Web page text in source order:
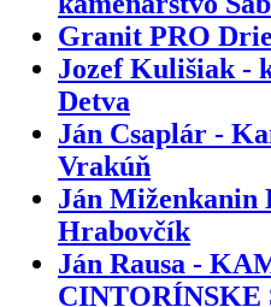
Granit PRO
Jozef Kulišiak -
Detva
Ján Csaplár -
Vrakúň
Ján Miženkanin
Hrabovčík
Ján Rausa -
CINTORÍNSKE